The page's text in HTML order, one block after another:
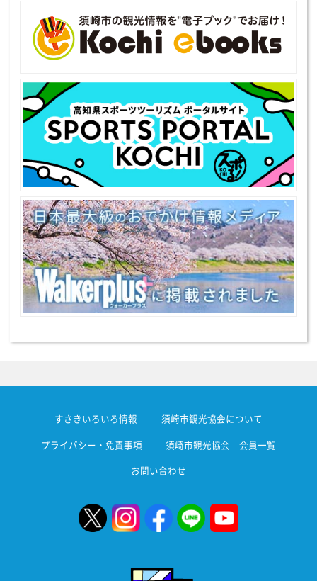
すさきいろいろ情報 須崎市観光協会について
プライバシー・免責事項 須崎市観光協会 会員一覧
お問い合わせ